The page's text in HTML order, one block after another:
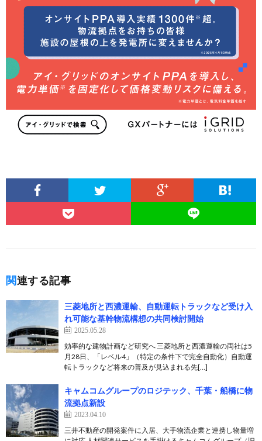
関連する記事
三菱地所と西濃運輸、自動運転トラックなど受け入
れ可能な基幹物流構想の共同検討開始
2025.05.28
効率的な建物計画など研究へ 三菱地所と西濃運輸の両社は5
月28日、「レベル4」（特定の条件下で完全自動化）自動運
転トラックなど将来の普及が見込まれる先[…]
キャムコムグループのロジテック、千葉・船橋に物
流拠点新設
2023.04.10
三井不動産の開発案件に入居、大手物流企業と連携し物量増